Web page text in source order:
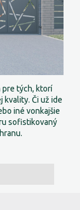
pre tých, ktorí
kvality. Či už ide
iné vonkajšie
sofistikovaný